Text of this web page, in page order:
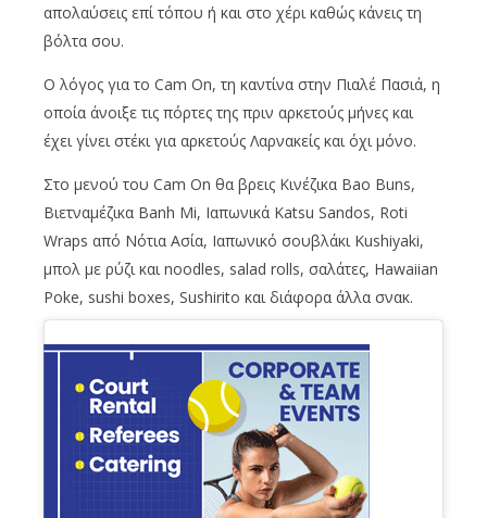
απολαύσεις επί τόπου ή και στο χέρι καθώς κάνεις τη
βόλτα σου.
Ο λόγος για το Cam On, τη καντίνα στην Πιαλέ Πασιά, η
οποία άνοιξε τις πόρτες της πριν αρκετούς μήνες και
έχει γίνει στέκι για αρκετούς Λαρνακείς και όχι μόνο.
Στο μενού του Cam On θα βρεις Κινέζικα Bao Buns,
Βιετναμέζικα Banh Mi, Ιαπωνικά Katsu Sandos, Roti
Wraps από Νότια Ασία, Ιαπωνικό σουβλάκι Kushiyaki,
μπολ με ρύζι και noodles, salad rolls, σαλάτες, Hawaiian
Poke, sushi boxes, Sushirito και διάφορα άλλα σνακ.